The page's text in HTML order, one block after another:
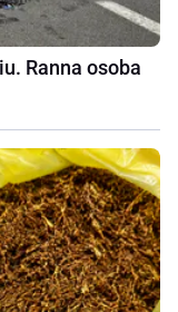
Ranna osoba